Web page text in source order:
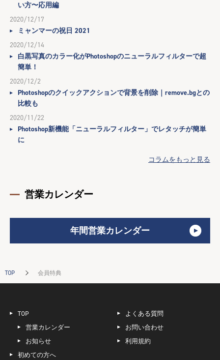
TOP 会員特典
い方〜応用編
2020/12/17
ミャンマーの祝日 2021
2020/12/14
白黒写真のカラー化がPhotoshopのニューラルフィルターで超
簡単！
2020/12/2
Photoshopのクイックアクションで背景を削除｜remove.bgとの
比較も
2020/11/22
Photoshop新機能「ニューラルフィルター」でレタッチが簡単
に
コラムをもっと見る
営業カレンダー
年間営業カレンダー
TOP
営業カレンダー
お知らせ
初めての方へ
よくある質問
お問い合わせ
利用規約